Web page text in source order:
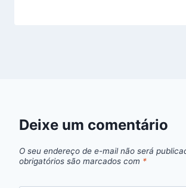
Deixe um comentário
O seu endereço de e-mail não será
obrigatórios são marcados com *